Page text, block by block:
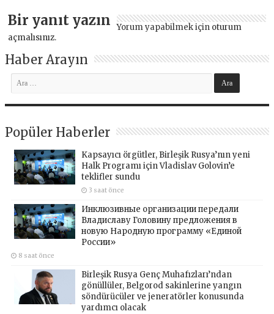
Bir yanıt yazın Yorum yapabilmek için oturum
açmalısınız.
Haber Arayın
Popüler Haberler
Kapsayıcı örgütler, Birleşik Rusya’nın yeni
Halk Programı için Vladislav Golovin’e
teklifler sundu
3 saat önce
Инклюзивные организации передали
Владиславу Головину предложения в
новую Народную программу «Единой
России»
8 saat önce
Birleşik Rusya Genç Muhafızları’ndan
gönüllüler, Belgorod sakinlerine yangın
söndürücüler ve jeneratörler konusunda
yardımcı olacak